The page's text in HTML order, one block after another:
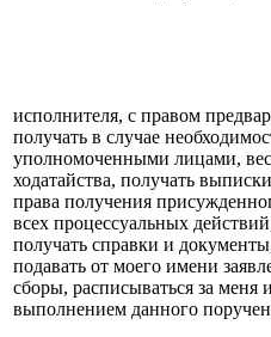
исполнителя, с правом
получать в случае
уполномоченными лицами,
ходатайства, получать
права получения
всех процессуальных
получать справки и
подавать от моего имени
сборы, расписываться за меня
выполнением данного